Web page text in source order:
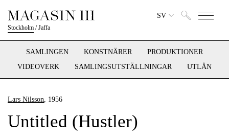
Stockholm /Jaffa
SV
SAMLINGEN KONSTNÄRER
PRODUKTIONER
VIDEOVERK
SAMLINGSUTSTÄLLNINGAR UTLÅN
Lars Nilsson, 1956
Untitled (Hustler)